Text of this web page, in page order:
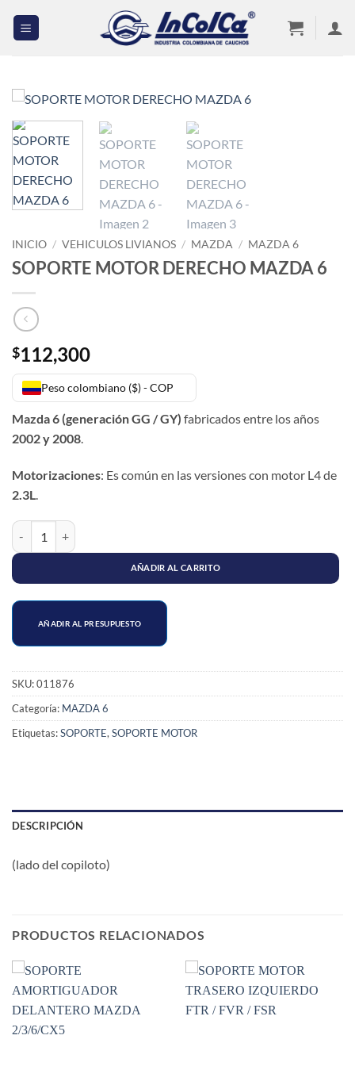
INICIO / VEHICULOS LIVIANOS / MAZDA / MAZDA 6
SOPORTE MOTOR DERECHO MAZDA 6
$112,300
Peso colombiano ($) - COP
Mazda 6 (generación GG / GY) fabricados entre los años
2002 y 2008.
Motorizaciones: Es común en las versiones con motor L4 de
2.3L
SOPORTE MOTOR DERECHO MAZDA 6 cantidad
AÑADIR AL CARRITO
AÑADIR AL PRESUPUESTO
SKU:011876
Categoría: MAZDA 6
Etiquetas:SOPORTE, SOPORTE MOTOR
DESCRIPCIÓN
(lado del copiloto)
PRODUCTOS RELACIONADOS